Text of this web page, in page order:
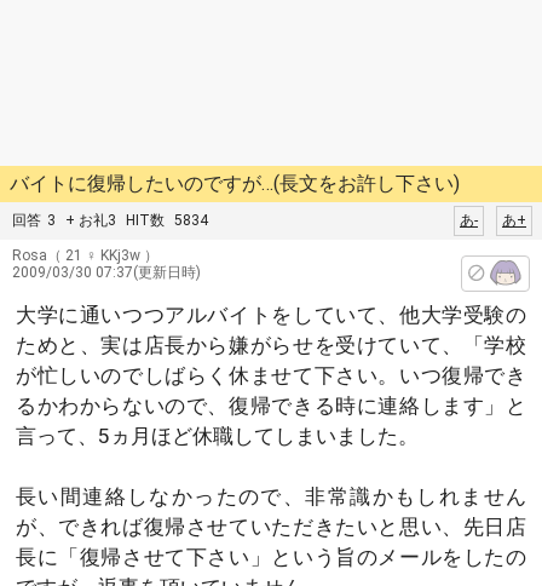
バイトに復帰したいのですが…(長文をお許し下さい)
回答 3 + お礼3 HIT数 5834 あ+
あ-
Rosa （ 21 ♀ KKj3w ）
2009/03/30 07:37(更新日時)
大学に通いつつアルバイトをしていて、他大学受験の
ためと、実は店長から嫌がらせを受けていて、「学校
が忙しいのでしばらく休ませて下さい。いつ復帰でき
るかわからないので、復帰できる時に連絡します」と
言って、5ヵ月ほど休職してしまいました。
長い間連絡しなかったので、非常識かもしれません
が、できれば復帰させていただきたいと思い、先日店
長に「復帰させて下さい」という旨のメールをしたの